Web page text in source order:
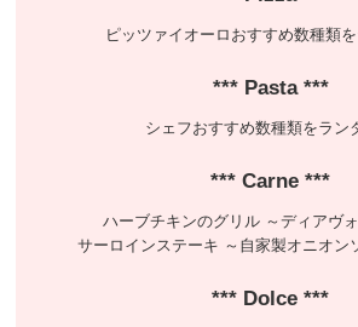
ピッツァイオーロおすすめ数種類
Pasta
シェフおすすめ数種類をラン
Carne
ハーブチキンのグリル ～ディアヴ
サーロインステーキ ～自家製オニオ
Dolce